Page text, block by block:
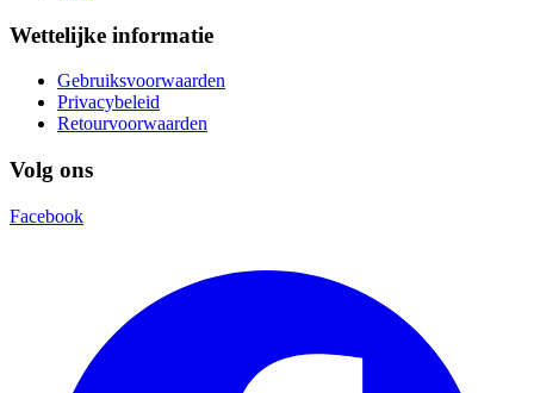
Wettelijke informatie
Gebruiksvoorwaarden
Privacybeleid
Retourvoorwaarden
Volg ons
Facebook